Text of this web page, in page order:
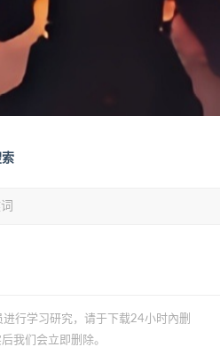
行学习研究，请于下载24小时內删
我们会立即删除。